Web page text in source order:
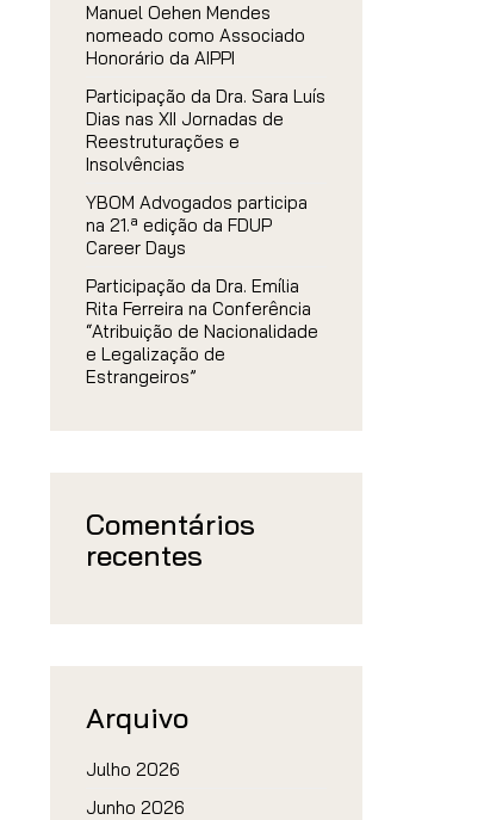
Manuel Oehen Mendes
nomeado como Associado
Honorário da AIPPI
Participação da Dra. Sara Luís
Dias nas XII Jornadas de
Reestruturações e
Insolvências
YBOM Advogados participa
na 21.ª edição da FDUP
Career Days
Participação da Dra. Emília
Rita Ferreira na Conferência
“Atribuição de Nacionalidade
e Legalização de
Estrangeiros”
Comentários
recentes
Arquivo
Julho 2026
Junho 2026